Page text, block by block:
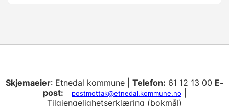
Skjemaeier: Etnedal kommune | Telefon: 61 12 13 00 E-
post:
postmottak@etnedal.kommune.no
Tilgjengelighetserklæring (bokmål)